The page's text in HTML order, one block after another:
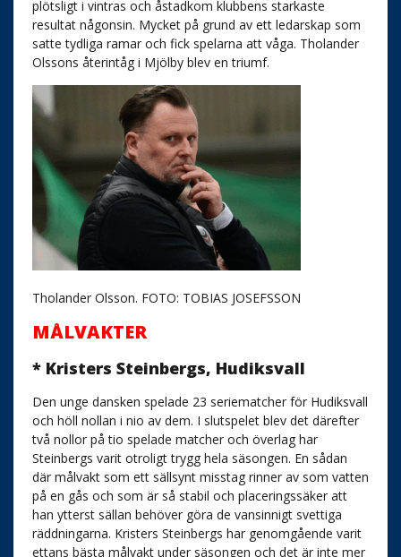
plötsligt i vintras och åstadkom klubbens starkaste
resultat någonsin. Mycket på grund av ett ledarskap som
satte tydliga ramar och fick spelarna att våga. Tholander
Olssons återintåg i Mjölby blev en triumf.
Tholander Olsson. FOTO: TOBIAS JOSEFSSON
MÅLVAKTER
* Kristers Steinbergs, Hudiksvall
Den unge dansken spelade 23 seriematcher för Hudiksvall
och höll nollan i nio av dem. I slutspelet blev det därefter
två nollor på tio spelade matcher och överlag har
Steinbergs varit otroligt trygg hela säsongen. En sådan
där målvakt som ett sällsynt misstag rinner av som vatten
på en gås och som är så stabil och placeringssäker att
han ytterst sällan behöver göra de vansinnigt svettiga
räddningarna. Kristers Steinbergs har genomgående varit
ettans bästa målvakt under säsongen och det är inte mer